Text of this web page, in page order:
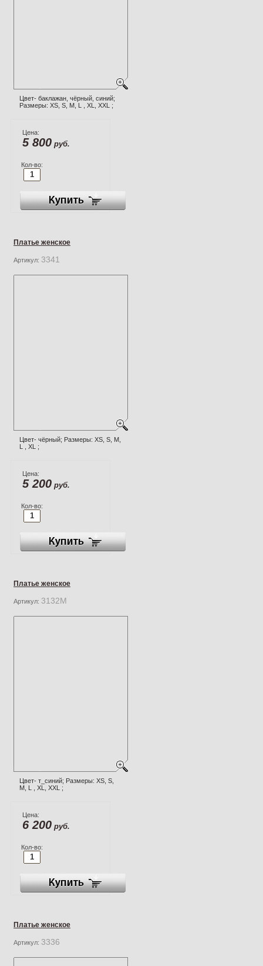
Цвет- баклажан, чёрный, синий;
Размеры: XS, S, M, L , XL, XXL ;
Цена:
5 800 руб.
Кол-во:
Платье женское
Артикул: 3341
Цвет- чёрный; Размеры: XS, S, M,
L , XL ;
Цена:
5 200 руб.
Кол-во:
Платье женское
Артикул: 3132М
Цвет- т_синий; Размеры: XS, S,
M, L , XL, XXL ;
Цена:
6 200 руб.
Кол-во:
Платье женское
Артикул: 3336